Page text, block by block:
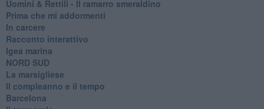
Uomini & Rettili - Il ramarro smeraldino
Prima che mi addormenti
In carcere
Racconto interattivo
Igea marina
​NORD SUD
La marsigliese
Il compleanno e il tempo
Barcelona